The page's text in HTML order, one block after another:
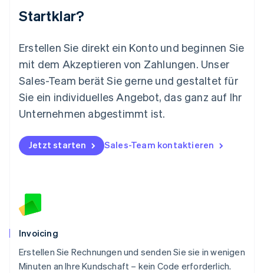
Startklar?
Erstellen Sie direkt ein Konto und beginnen Sie
mit dem Akzeptieren von Zahlungen. Unser
Sales-Team berät Sie gerne und gestaltet für
Sie ein individuelles Angebot, das ganz auf Ihr
Unternehmen abgestimmt ist.
Jetzt starten Sales-Team kontaktieren
Invoicing
Erstellen Sie Rechnungen und senden Sie sie in wenigen
Minuten an Ihre Kundschaft – kein Code erforderlich.
Español English
Niederlande
NederlandsEnglish
English
Österreich
Deutsch
Polen
Portugal
PortuguêsEnglish
Schweden
Schweiz
Singapur
English简体中文
Slowakei